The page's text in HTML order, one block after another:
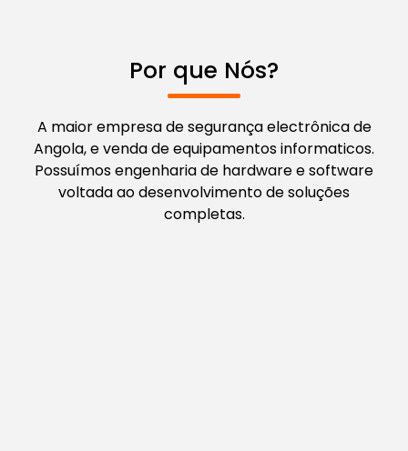
Por que Nós?
A maior empresa de segurança electrônica de
Angola, e venda de equipamentos informaticos.
Possuímos engenharia de hardware e software
voltada ao desenvolvimento de soluções
completas.